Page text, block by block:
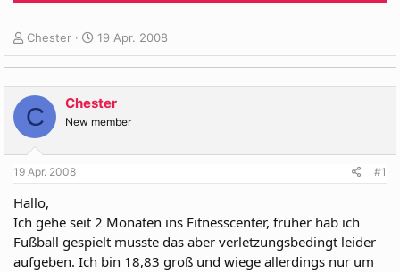
E
r
s
t
l
l
e
r
Chester
E
r
s
t
e
l
t
19 Apr. 2008
C Chester
New member
19 Apr. 2008 #1
Hallo,
Ich gehe seit 2 Monaten ins Fitnesscenter, früher hab ich
Fußball gespielt musste das aber verletzungsbedingt leider
aufgeben. Ich bin 18,83 groß und wiege allerdings nur um